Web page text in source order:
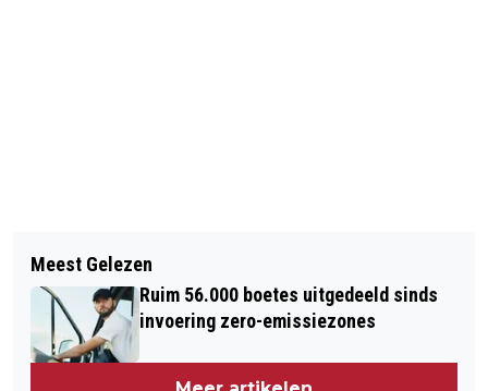
BEJAARD STEL NAAR RECHTER OM
HULP TE BEHOUDEN
CRICKETER IN KRITIEKE TOESTAND
NA BAL OP HOOFD
Meest Gelezen
Ruim 56.000 boetes uitgedeeld sinds
invoering zero-emissiezones